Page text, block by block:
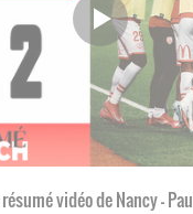
vidéo de Nancy - Pau